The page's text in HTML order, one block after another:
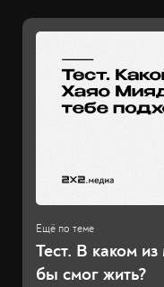
Тест. В каком
бы смог жить?